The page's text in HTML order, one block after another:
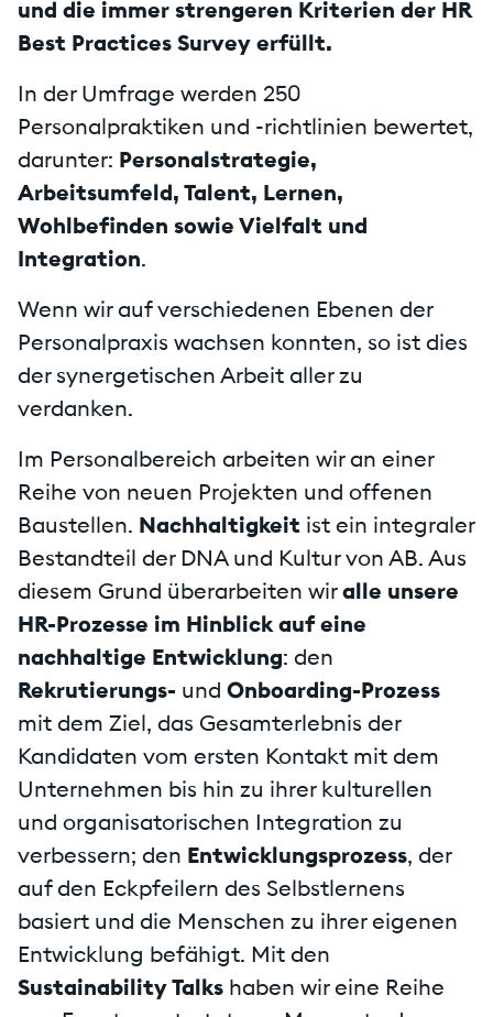
und die immer strengeren Kriterien der HR
Best Practices Survey erfüllt.
In der Umfrage werden 250
Personalpraktiken und -richtlinien bewertet,
darunter: Personalstrategie,
Arbeitsumfeld, Talent, Lernen,
Wohlbefinden sowie Vielfalt und
Integration.
Wenn wir auf verschiedenen Ebenen der
Personalpraxis wachsen konnten, so ist dies
der synergetischen Arbeit aller zu
verdanken.
Im Personalbereich arbeiten wir an einer
Reihe von neuen Projekten und offenen
Baustellen. Nachhaltigkeit ist ein integraler
Bestandteil der DNA und Kultur von AB. Aus
diesem Grund überarbeiten wir alle unsere
HR-Prozesse im Hinblick auf eine
nachhaltige Entwicklung: den
Rekrutierungs- und Onboarding-Prozess
mit dem Ziel, das Gesamterlebnis der
Kandidaten vom ersten Kontakt mit dem
Unternehmen bis hin zu ihrer kulturellen
und organisatorischen Integration zu
verbessern; den Entwicklungsprozess, der
auf den Eckpfeilern des Selbstlernens
basiert und die Menschen zu ihrer eigenen
Entwicklung befähigt. Mit den
Sustainability Talks haben wir eine Reihe